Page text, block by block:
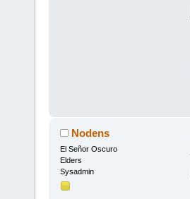
Nodens
El Señor Oscuro
Elders
Sysadmin